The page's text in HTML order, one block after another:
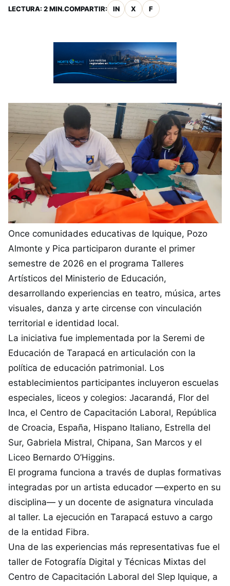
LECTURA: 2 MIN.COMPARTIR: IN X F
Once comunidades educativas de Iquique, Pozo
Almonte y Pica participaron durante el primer
semestre de 2026 en el programa Talleres
Artísticos del Ministerio de Educación,
desarrollando experiencias en teatro, música, artes
visuales, danza y arte circense con vinculación
territorial e identidad local.
La iniciativa fue implementada por la Seremi de
Educación de Tarapacá en articulación con la
política de educación patrimonial. Los
establecimientos participantes incluyeron escuelas
especiales, liceos y colegios: Jacarandá, Flor del
Inca, el Centro de Capacitación Laboral, República
de Croacia, España, Hispano Italiano, Estrella del
Sur, Gabriela Mistral, Chipana, San Marcos y el
Liceo Bernardo O’Higgins.
El programa funciona a través de duplas formativas
integradas por un artista educador —experto en su
disciplina— y un docente de asignatura vinculada
al taller. La ejecución en Tarapacá estuvo a cargo
de la entidad Fibra.
Una de las experiencias más representativas fue el
taller de Fotografía Digital y Técnicas Mixtas del
Centro de Capacitación Laboral del Slep Iquique, a